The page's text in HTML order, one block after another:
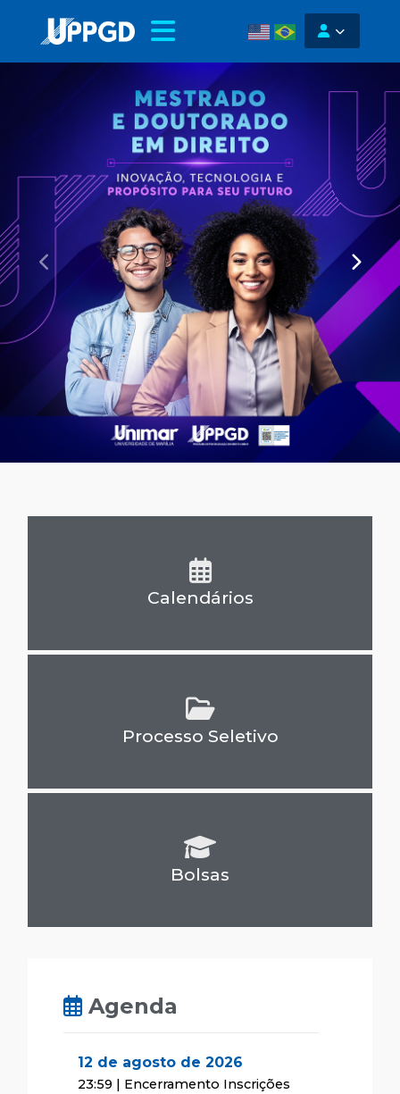
Calendários
Processo Seletivo
Bolsas
Agenda
12 de agosto de 2026
23:59 | Encerramento Inscrições